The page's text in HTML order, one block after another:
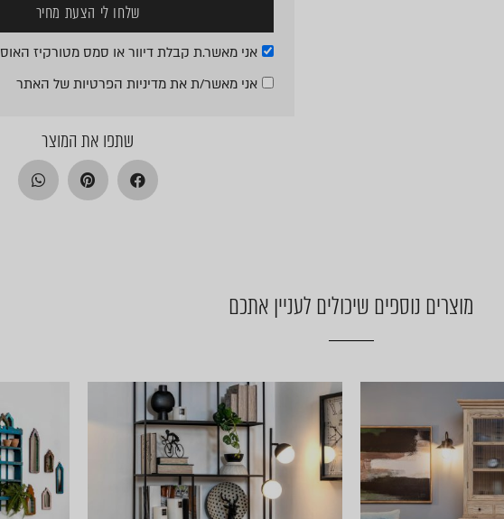
אני מאשר.ת קבלת דיוור או סמס מטורקיז האוס
אני מאשר/ת את מדיניות הפרטיותשל האתר
שלחו לי הצעת מחיר
שתפו את המוצר
מוצרים נוספים שיכולים לעניין אתכם